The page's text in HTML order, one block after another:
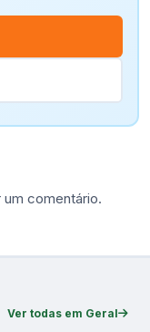
um comentário.
Ver todas em Geral